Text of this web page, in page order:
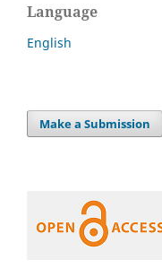
Language
English
Make a Submission